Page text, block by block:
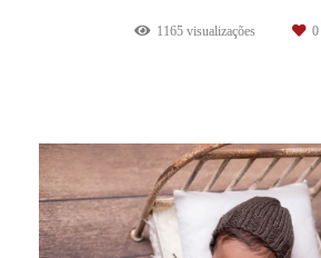
1165 visualizações 0